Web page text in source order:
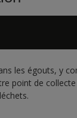
les égouts, y
point de